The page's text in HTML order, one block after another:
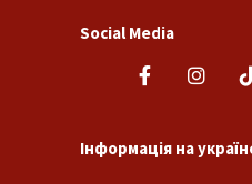
Social Media
Інформація на